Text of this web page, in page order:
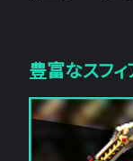
豊富なスフ